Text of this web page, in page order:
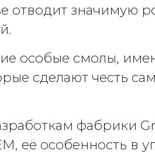
отводит значимую
особые смолы,
сделают честь
фабрики
её особенность в